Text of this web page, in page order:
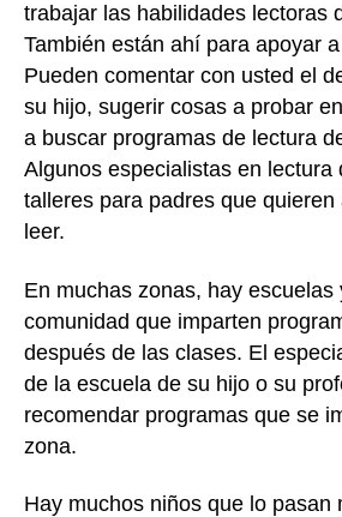
trabajar las habilidades lectoras
También están ahí para apoyar
Pueden comentar con usted el
su hijo, sugerir cosas a probar
a buscar programas de lectura
Algunos especialistas en lectura
talleres para padres que
leer.
En muchas zonas, hay escuelas
comunidad que imparten
después de las clases. El
de la escuela de su hijo o su
recomendar programas que se
zona.
Hay muchos niños que lo pasan